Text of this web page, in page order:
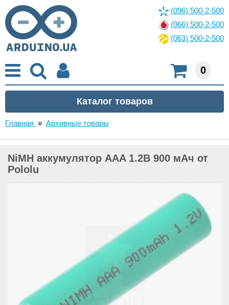
(096) 500-2-500
(066) 500-2-500
(063) 500-2-500
0
Главная » Архивные товары
NiMH аккумулятор AAA 1.2В 900 мАч от
Pololu